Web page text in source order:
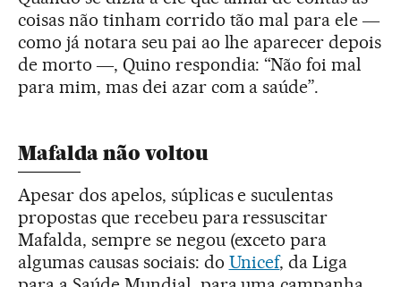
coisas não tinham corrido tão mal para ele ―
como já notara seu pai ao lhe aparecer depois
de morto ―, Quino respondia: “Não foi mal
para mim, mas dei azar com a saúde”.
Mafalda não voltou
Apesar dos apelos, súplicas e suculentas
propostas que recebeu para ressuscitar
Mafalda, sempre se negou (exceto para
algumas causas sociais: do Unicef, da Liga